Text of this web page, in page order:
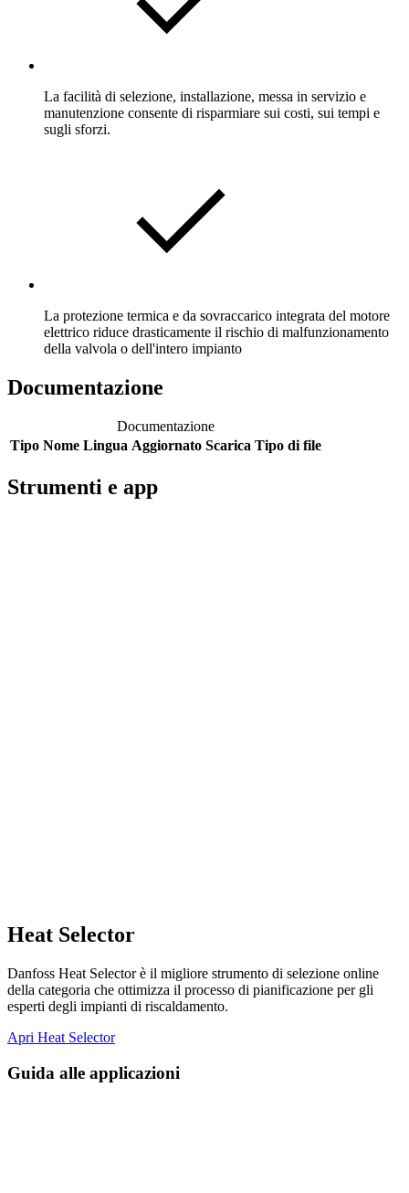
La facilità di selezione, installazione, messa in servizio e
manutenzione consente di risparmiare sui costi, sui tempi e
sugli sforzi.
La protezione termica e da sovraccarico integrata del motore
elettrico riduce drasticamente il rischio di malfunzionamento
della valvola o dell'intero impianto
Documentazione
Documentazione
Tipo Nome Lingua Aggiornato Scarica Tipo di file
Strumenti e app
Heat Selector
Danfoss Heat Selector è il migliore strumento di selezione online
della categoria che ottimizza il processo di pianificazione per gli
esperti degli impianti di riscaldamento.
Apri Heat Selector
Guida alle applicazioni